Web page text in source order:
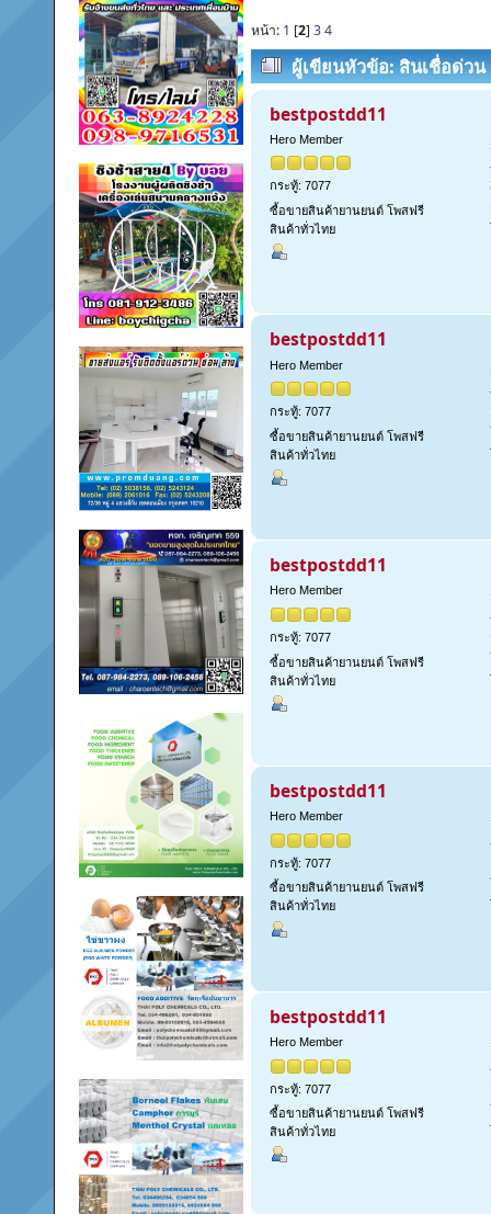
หน้า: 1 [2] 34
ผู้เขียนหัวข้อ: สินเชื่อด่วน
(อ่าน 605 ครั้ง)
bestpostdd11
Hero Member
กระทู้: 7077
ซื้อขายสินค้ายานยนต์ โพสฟรี
สินค้าทั่วไทย
bestpostdd11
Hero Member
กระทู้: 7077
ซื้อขายสินค้ายานยนต์ โพสฟรี
สินค้าทั่วไทย
bestpostdd11
Hero Member
กระทู้: 7077
ซื้อขายสินค้ายานยนต์ โพสฟรี
สินค้าทั่วไทย
bestpostdd11
Hero Member
กระทู้: 7077
ซื้อขายสินค้ายานยนต์ โพสฟรี
สินค้าทั่วไทย
bestpostdd11
Hero Member
กระทู้: 7077
ซื้อขายสินค้ายานยนต์ โพสฟรี
สินค้าทั่วไทย